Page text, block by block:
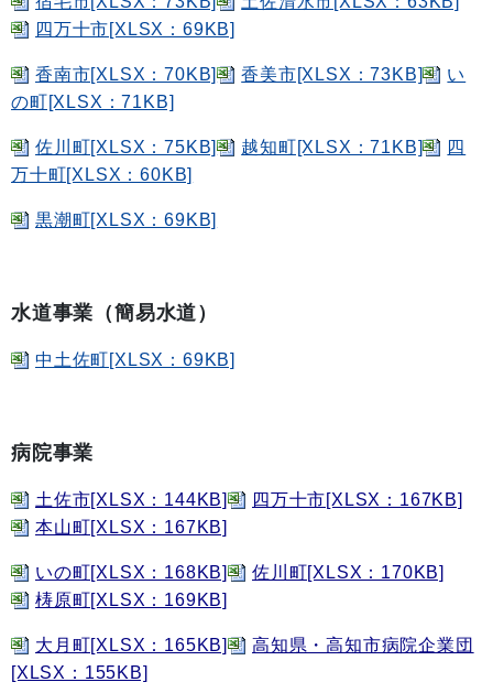
四万十市[XLSX：69KB]
香南市[XLSX：70KB] 香美市[XLSX：73KB]
い
の町[XLSX：71KB]
佐川町[XLSX：75KB] 越知町[XLSX：71KB]
四
万十町[XLSX：60KB]
黒潮町[XLSX：69KB]
水道事業（簡易水道）
中土佐町[XLSX：69KB]
病院事業
土佐市[XLSX：144KB]
四万十市[XLSX：167KB]
本山町[XLSX：167KB]
いの町[XLSX：168KB]
佐川町[XLSX：170KB]
梼原町[XLSX：169KB]
大月町[XLSX：165KB]
高知県・高知市病院企業団
[XLSX：155KB]